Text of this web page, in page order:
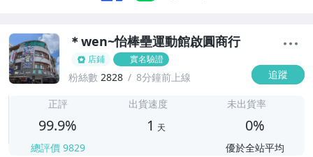
＊wen~怡棒壘運動館啟圓商行
店鋪 實名驗證
粉絲數 2828 8分鐘前上線 追蹤
正評
99.9%
總評價 9829
出貨速度
1 天
未出貨率
0%
優於全站平均